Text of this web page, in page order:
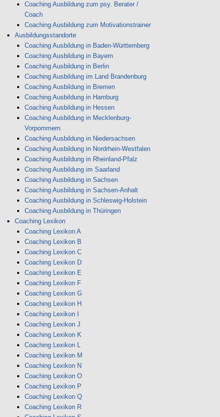
Coaching Ausbildung zum psy. Berater /
Coach
Coaching Ausbildung zum Motivationstrainer
Ausbildungsstandorte
Coaching Ausbildung in Baden-Württemberg
Coaching Ausbildung in Bayern
Coaching Ausbildung in Berlin
Coaching Ausbildung im Land Brandenburg
Coaching Ausbildung in Bremen
Coaching Ausbildung in Hamburg
Coaching Ausbildung in Hessen
Coaching Ausbildung in Mecklenburg-
Vorpommern
Coaching Ausbildung in Niedersachsen
Coaching Ausbildung in Nordrhein-Westfalen
Coaching Ausbildung in Rheinland-Pfalz
Coaching Ausbildung im Saarland
Coaching Ausbildung in Sachsen
Coaching Ausbildung in Sachsen-Anhalt
Coaching Ausbildung in Schleswig-Holstein
Coaching Ausbildung in Thüringen
Coaching Lexikon
Coaching Lexikon A
Coaching Lexikon B
Coaching Lexikon C
Coaching Lexikon D
Coaching Lexikon E
Coaching Lexikon F
Coaching Lexikon G
Coaching Lexikon H
Coaching Lexikon I
Coaching Lexikon J
Coaching Lexikon K
Coaching Lexikon L
Coaching Lexikon M
Coaching Lexikon N
Coaching Lexikon O
Coaching Lexikon P
Coaching Lexikon Q
Coaching Lexikon R